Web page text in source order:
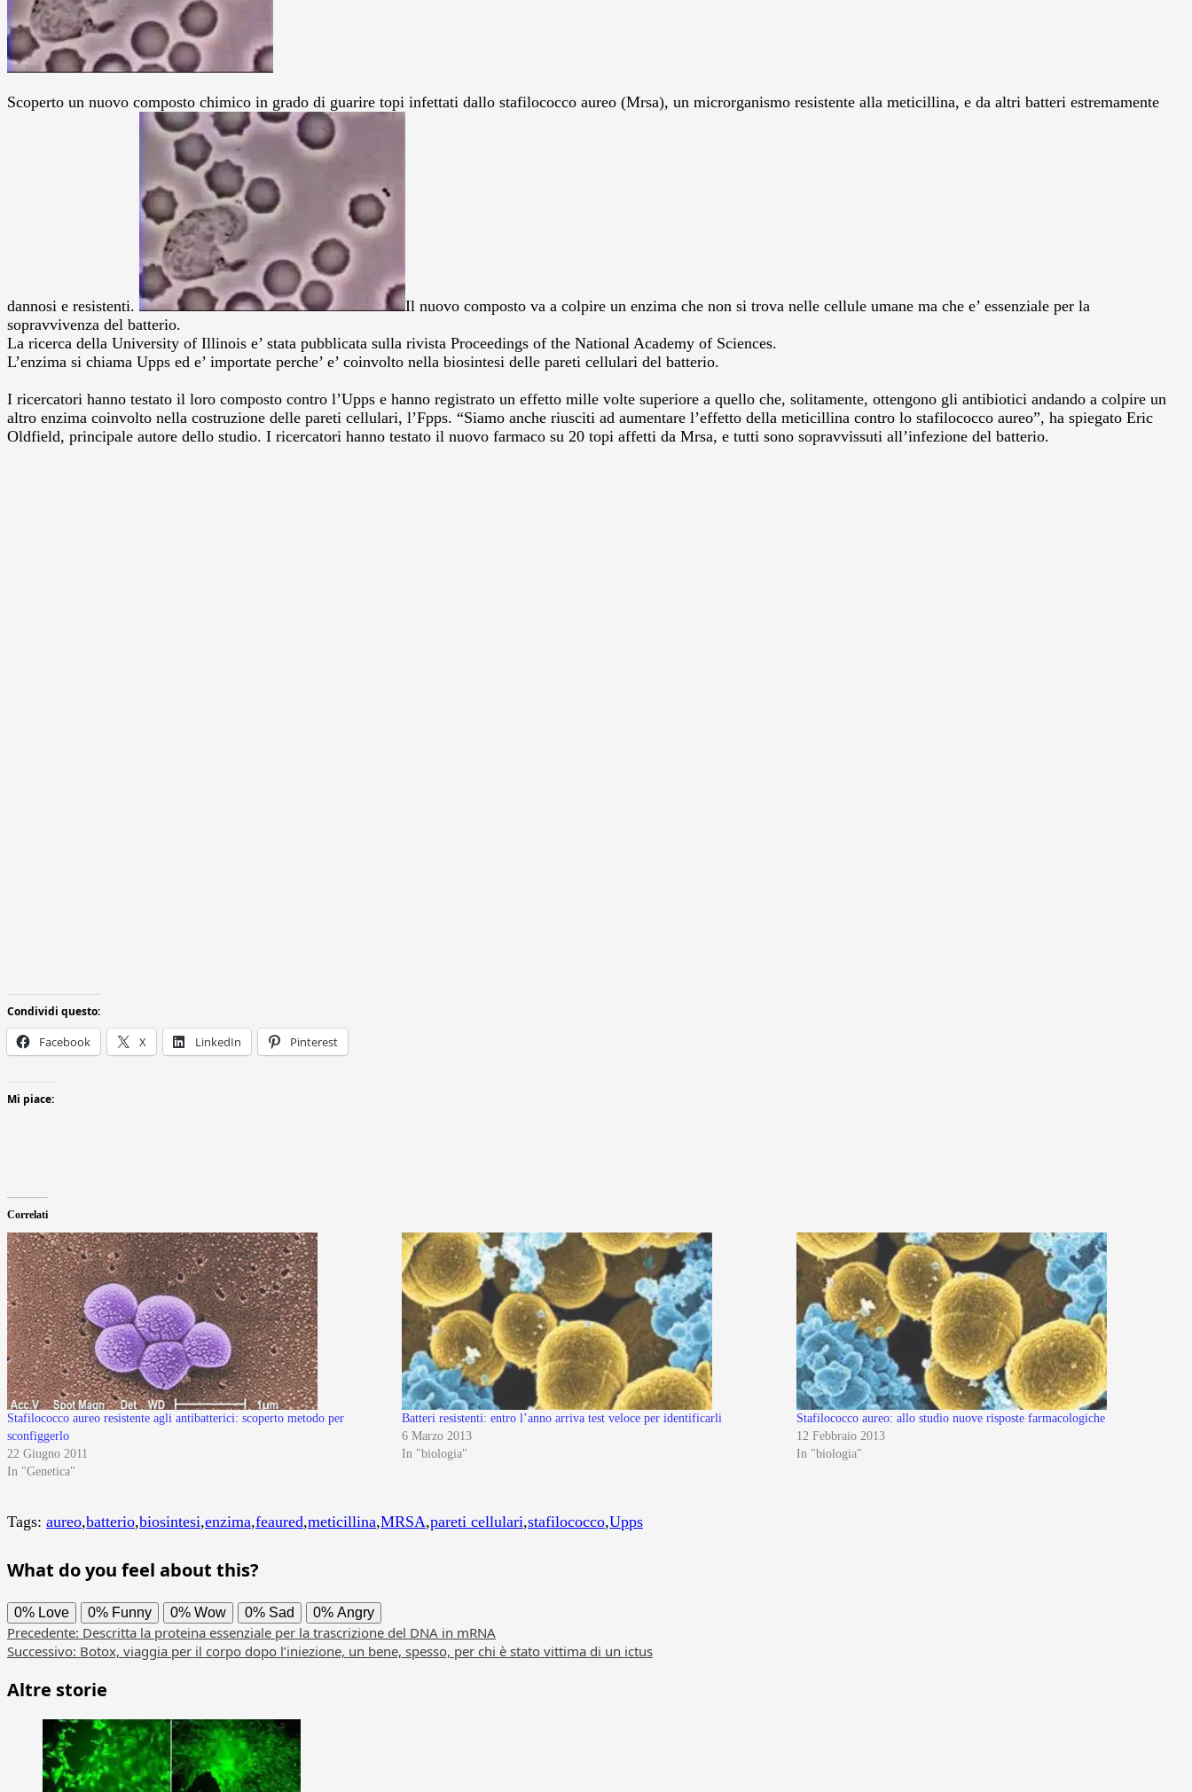
Scoperto un nuovo composto chimico in grado di guarire topi infettati dallo stafilococco aureo (Mrsa), un microrganismo resistente alla meticillina, e da altri batteri estremamente
dannosi e resistenti.
Il nuovo composto va a colpire un enzima che non si trova nelle cellule umane ma che e’ essenziale per la
sopravvivenza del batterio.
La ricerca della University of Illinois e’ stata pubblicata sulla rivista Proceedings of the National Academy of Sciences.
L’enzima si chiama Upps ed e’ importate perche’ e’ coinvolto nella biosintesi delle pareti cellulari del batterio.
I ricercatori hanno testato il loro composto contro l’Upps e hanno registrato un effetto mille volte superiore a quello che, solitamente, ottengono gli antibiotici andando a colpire un
altro enzima coinvolto nella costruzione delle pareti cellulari, l’Fpps. “Siamo anche riusciti ad aumentare l’effetto della meticillina contro lo stafilococco aureo”, ha spiegato Eric
Oldfield, principale autore dello studio. I ricercatori hanno testato il nuovo farmaco su 20 topi affetti da Mrsa, e tutti sono sopravvissuti all’infezione del batterio.
Condividi questo:
Facebook X LinkedIn Pinterest
Mi piace:
Correlati
Stafilococco aureo resistente agli antibatterici: scoperto metodo per
sconfiggerlo
22 Giugno 2011
In "Genetica"
Batteri resistenti: entro l’anno arriva test veloce per identificarli
6 Marzo 2013
In "biologia"
Stafilococco aureo: allo studio nuove risposte farmacologiche
12 Febbraio 2013
In "biologia"
Tags: aureo,batterio,biosintesi,enzima,feaured,meticillina,MRSA,pareti cellulari,stafilococco,Upps
What do you feel about this?
0% Love 0% Funny 0% Wow 0% Sad 0% Angry
Navigazione
articolo
Precedente: Descritta la proteina essenziale per la trascrizione del DNA in mRNA
Successivo: Botox, viaggia per il corpo dopo l’iniezione, un bene, spesso, per chi è stato vittima di un ictus
Altre storie